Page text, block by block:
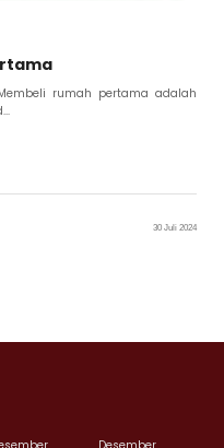
rumah pertama adalah
30 Juli 2024